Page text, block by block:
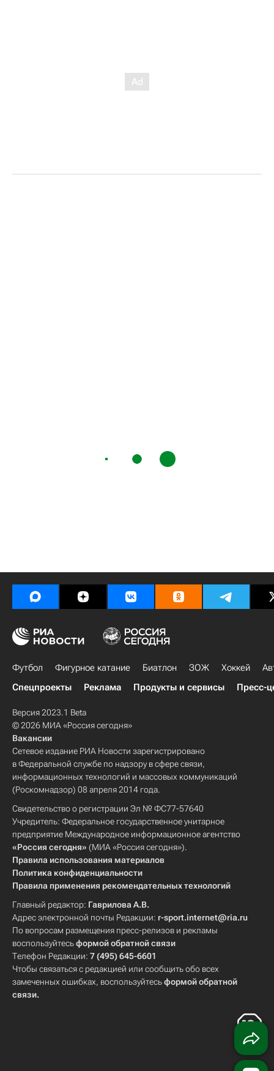
Футбол Фигурное катание Биатлон ЗОЖ Хоккей
Спецпроекты
Реклама Продукты и сервисы Пресс-
Версия 2023.1 Beta
© 2026 МИА «Россия сегодня»
Вакансии
Сетевое издание РИА Новости зарегистрировано
в Федеральной службе по надзору в сфере связи,
информационных технологий и массовых коммуникаций
(Роскомнадзор) 08 апреля 2014 года.
Свидетельство о регистрации Эл № ФС77-57640
Учредитель: Федеральное государственное унитарное
предприятие Международное информационное агентство
«Россия сегодня» (МИА «Россия сегодня»).
Правила использования материалов
Политика конфиденциальности
Правила применения рекомендательных технологий
Главный редактор: Гаврилова А.В.
Адрес электронной почты Редакции: r-sport.internet@ria.ru
По вопросам размещения пресс-релизов и рекламы
воспользуйтесьформой обратной связи
Телефон Редакции: 7 (495) 645-6601
Чтобы связаться с редакцией или сообщить обо всех
замеченных ошибках, воспользуйтесьформой обратной
связи.